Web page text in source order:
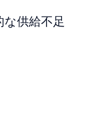
な供給不足